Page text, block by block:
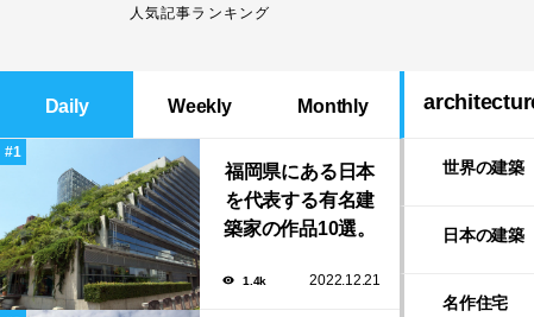
人気記事ランキング
Daily Weekly Monthly
福岡県にある日本
を代表する有名建
築家の作品10選。
タバから磯崎新に
1.4k 2022.12.21
世界の建築
日本の建築
名作住宅